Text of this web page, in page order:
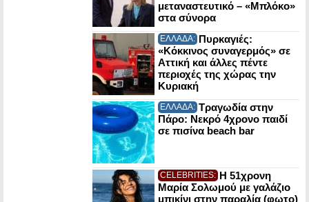
μεταναστευτικό – «Μπλόκο»
στα σύνορα
ΕΛΛΑΔΑ: Πυρκαγιές:
«Κόκκινος συναγερμός» σε
Αττική και άλλες πέντε
περιοχές της χώρας την
Κυριακή
ΕΛΛΑΔΑ: Τραγωδία στην
Πάρο: Νεκρό 4χρονο παιδί
σε πισίνα beach bar
CELEBRITIES: Η 51χρονη
Μαρία Σολωμού με γαλάζιο
μπικίνι στην παραλία (φωτο)